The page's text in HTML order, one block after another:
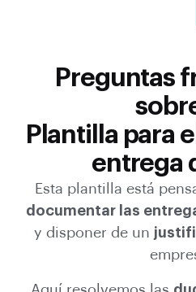
Preguntas
Plantilla para
entrega
Esta plantilla está
documentar las
y disponer de un